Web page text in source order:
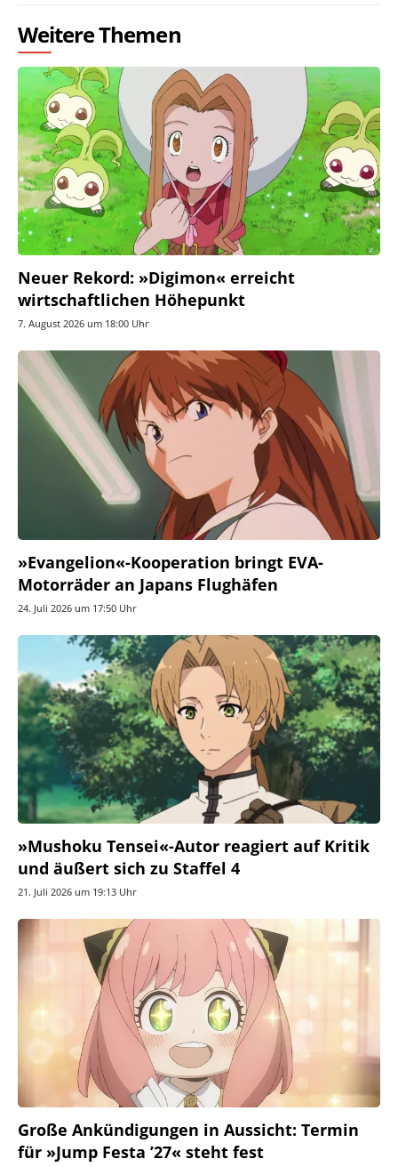
Weitere Themen
Neuer Rekord: »Digimon« erreicht
wirtschaftlichen Höhepunkt
7. August 2026 um 18:00 Uhr
»Evangelion«-Kooperation bringt EVA-
Motorräder an Japans Flughäfen
24. Juli 2026 um 17:50 Uhr
»Mushoku Tensei«-Autor reagiert auf Kritik
und äußert sich zu Staffel 4
21. Juli 2026 um 19:13 Uhr
Große Ankündigungen in Aussicht: Termin
für »Jump Festa ’27« steht fest